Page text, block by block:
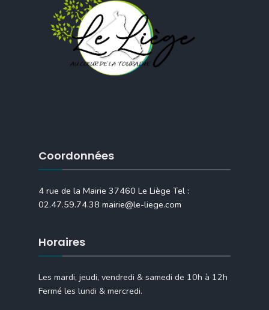
Coordonnées
4 rue de la Mairie 37460 Le Liège Tel :
02.47.59.74.38 mairie@le-liege.com
Horaires
Les mardi, jeudi, vendredi & samedi de 10h à 12h
Fermé les lundi & mercredi.